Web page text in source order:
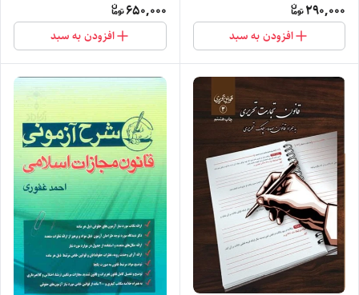
290,000
افزودن به سبد
650,000
افزودن به سبد